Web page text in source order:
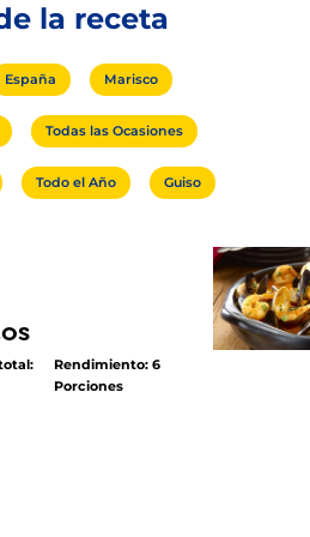
la receta
España Marisco
Todas las Ocasiones
Todo el Año Guiso
Rendimiento: 6
Porciones